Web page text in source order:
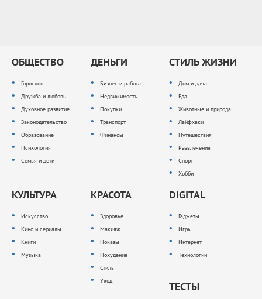
ОБЩЕСТВО
Гороскоп
Дружба и любовь
Духовное развитие
Законодательство
Образование
Психология
Семья и дети
ДЕНЬГИ
Бизнес и работа
Недвижимость
Покупки
Транспорт
Финансы
СТИЛЬ ЖИЗНИ
Дом и дача
Еда
Животные и природа
Лайфхаки
Путешествия
Развлечения
Спорт
Хобби
КУЛЬТУРА
Искусство
Кино и сериалы
Книги
Музыка
КРАСОТА
Здоровье
Макияж
Показы
Похудение
Стиль
Уход
DIGITAL
Гаджеты
Игры
Интернет
Технологии
ТЕСТЫ